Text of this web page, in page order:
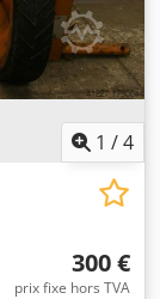
1 /4
300 €
prix fixe hors TVA